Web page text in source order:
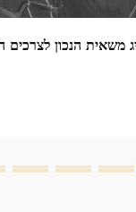
משאית הנכון לצרכים